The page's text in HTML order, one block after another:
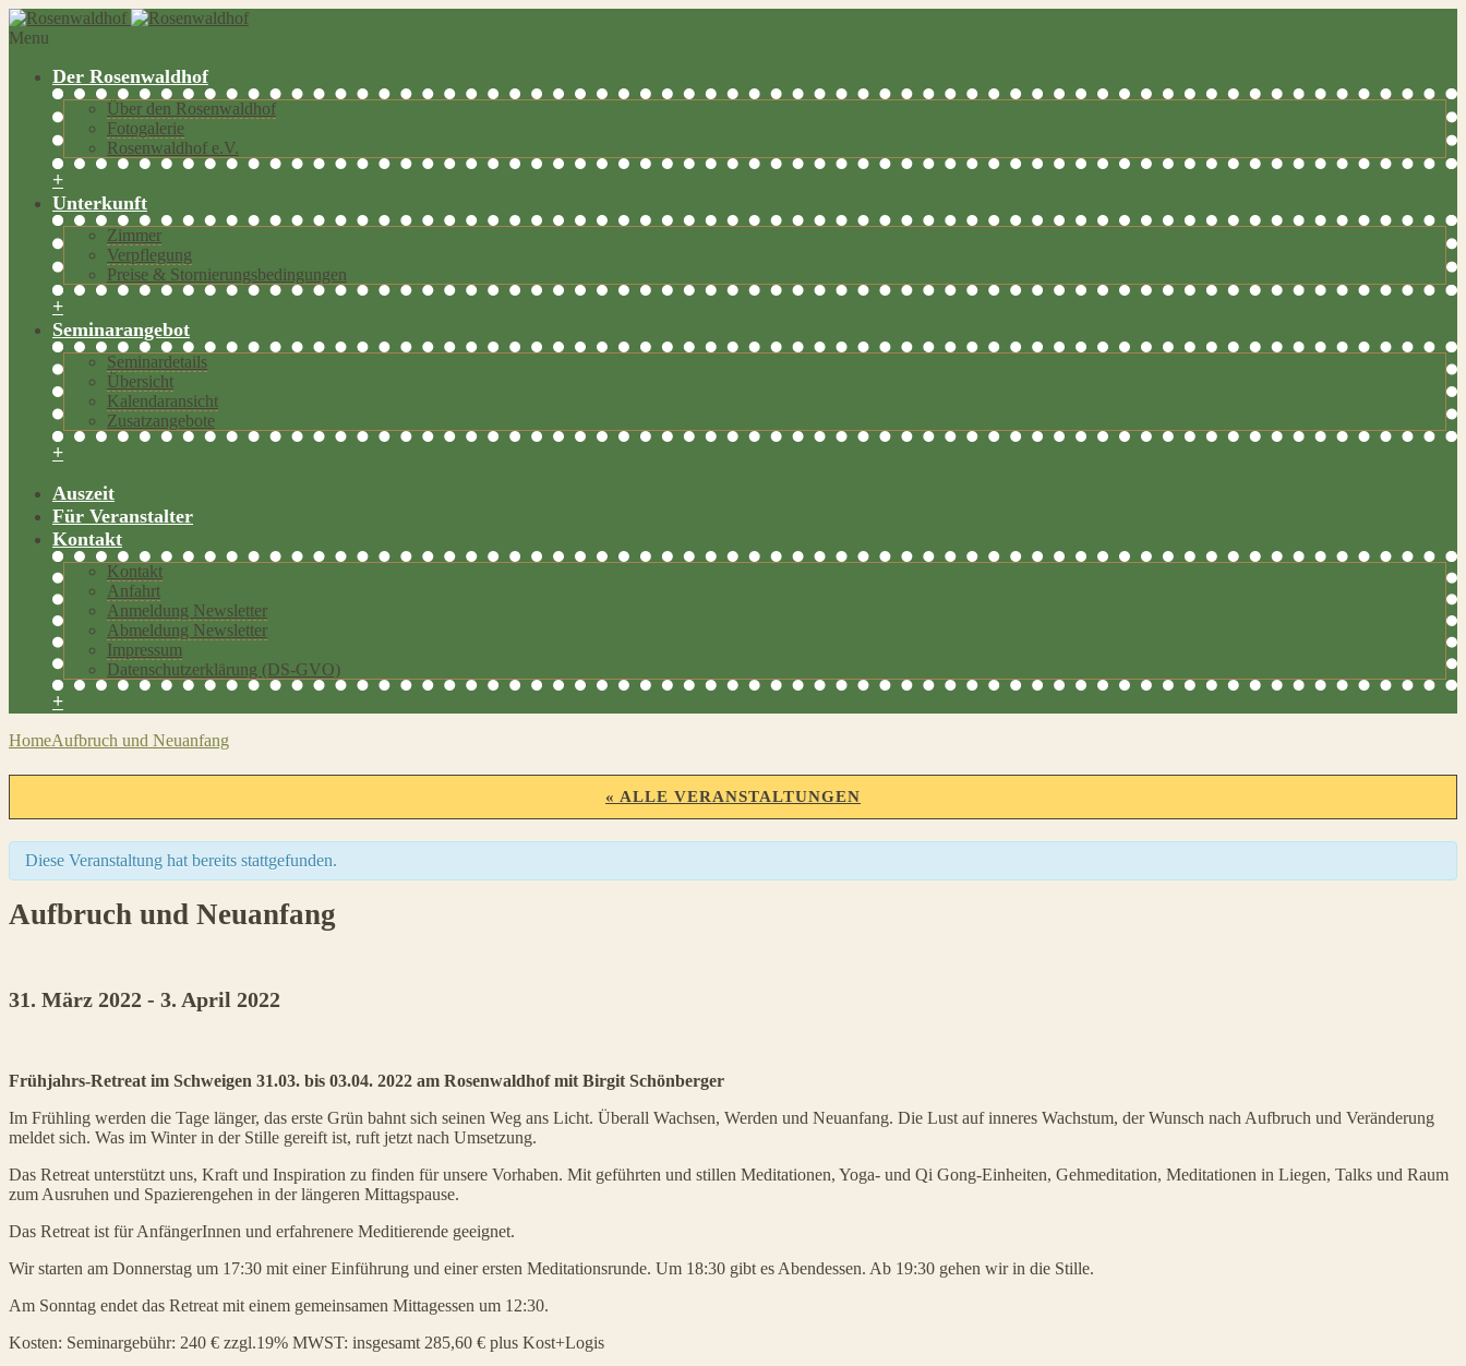
Menu
Der Rosenwaldhof
Über den Rosenwaldhof
Fotogalerie
Rosenwaldhof e.V.
+
Unterkunft
Zimmer
Verpflegung
Preise & Stornierungsbedingungen
+
Seminarangebot
Seminardetails
Übersicht
Kalendaransicht
Zusatzangebote
+
Auszeit
Für Veranstalter
Kontakt
Kontakt
Anfahrt
Anmeldung Newsletter
Abmeldung Newsletter
Impressum
Datenschutzerklärung (DS-GVO)
+
HomeAufbruch und Neuanfang
« ALLE VERANSTALTUNGEN
Diese Veranstaltung hat bereits stattgefunden.
Aufbruch und Neuanfang
31. März 2022 - 3. April 2022
Veranstaltung
Navigation
Frühjahrs-Retreat im Schweigen 31.03. bis 03.04. 2022 am Rosenwaldhofmit Birgit Schönberger
Im Frühling werden die Tage länger, das erste Grün bahnt sich seinen Weg ans Licht. Überall Wachsen, Werden und Neuanfang. Die Lust auf inneres Wachstum, der Wunsch nach Aufbruch und Veränderung
meldet sich. Was im Winter in der Stille gereift ist, ruft jetzt nach Umsetzung.
Das Retreat unterstützt uns, Kraft und Inspiration zu finden für unsere Vorhaben. Mit geführten und stillen Meditationen, Yoga- und Qi Gong-Einheiten, Gehmeditation, Meditationen in Liegen, Talks und Raum
zum Ausruhen und Spazierengehen in der längeren Mittagspause.
Das Retreat ist für AnfängerInnen und erfahrenere Meditierende geeignet.
Wir starten am Donnerstag um 17:30 mit einer Einführung und einer ersten Meditationsrunde. Um 18:30 gibt es Abendessen. Ab 19:30 gehen wir in die Stille.
Am Sonntag endet das Retreat mit einem gemeinsamen Mittagessen um 12:30.
Kosten: Seminargebühr: 240 € zzgl.19% MWST: insgesamt 285,60 € plus Kost+Logis